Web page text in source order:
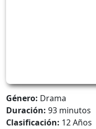
Género: Drama
Duración: 93 minutos
Clasificación: 12 Años